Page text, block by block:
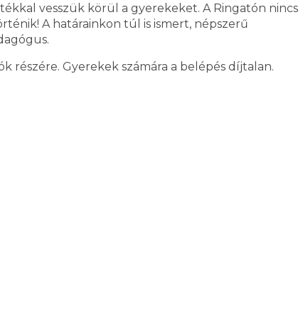
vesszük körül a gyerekeket. A Ringatón nincs
A határainkon túl is ismert, népszerű
részére. Gyerekek számára a belépés díjtalan.